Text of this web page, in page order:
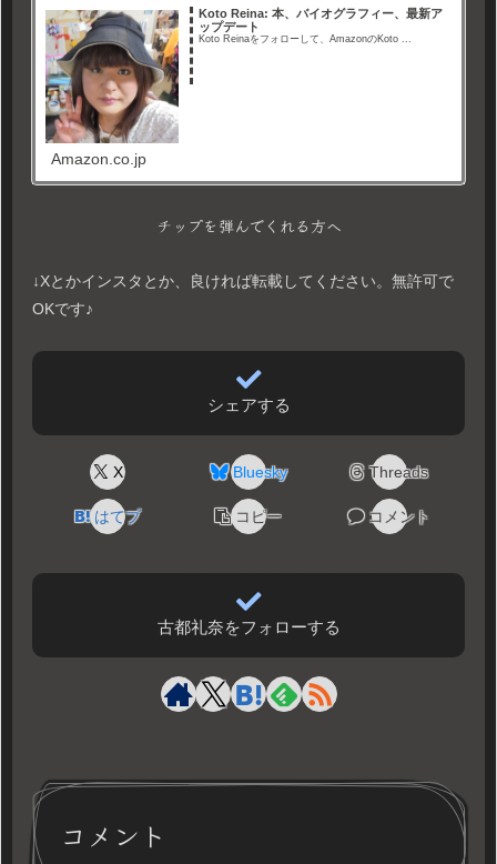
Koto Reina: 本、バイオグラフィー、最新ア
ップデート
Koto Reinaをフォローして、AmazonのKoto ...
Amazon.co.jp
チップを弾んでくれる方へ
↓Xとかインスタとか、良ければ転載してください。無許可で
OKです♪
シェアする
X Bluesky Threads
はてブ コピー コメント
古都礼奈をフォローする
コメント